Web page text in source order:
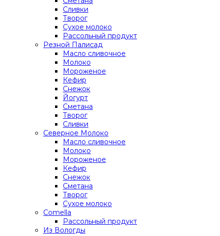
Сливки
Творог
Сухое молоко
Рассольный продукт
Резной Палисад
Масло сливочное
Молоко
Мороженое
Кефир
Снежок
Йогурт
Сметана
Творог
Сливки
Северное Молоко
Масло сливочное
Молоко
Мороженое
Кефир
Снежок
Сметана
Творог
Сухое молоко
Comеlla
Рассольный продукт
Из Вологды